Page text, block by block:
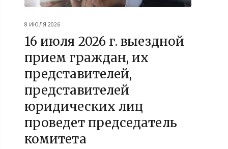
8 ИЮЛЯ 2026
16 июля 2026 г. выездной
прием граждан, их
представителей,
представителей
юридических лиц
проведет председатель
комитета